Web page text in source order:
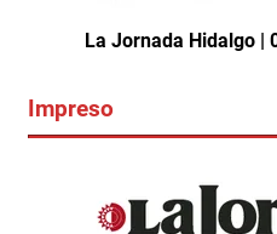
La Jornada Hidalgo |
Impreso